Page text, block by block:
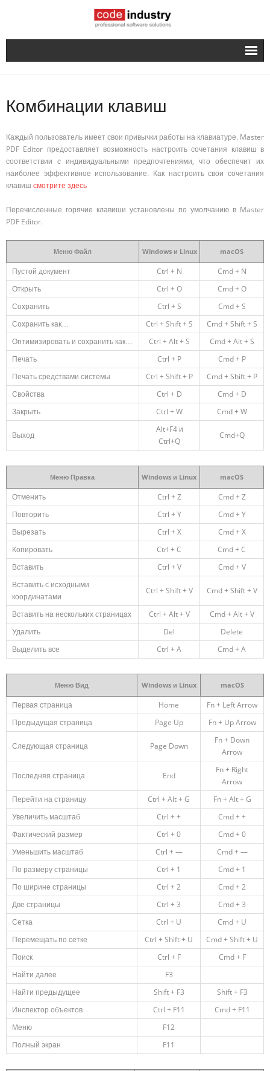
Русский
Комбинации клавиш
Каждый пользователь имеет свои привычки работы на клавиатуре. Master
PDF Editor предоставляет возможность настроить сочетания клавиш в
соответствии с индивидуальными предпочтениями, что обеспечит их
наиболее эффективное использование. Как настроить свои сочетания
клавиш смотрите здесь
Перечисленные горячие клавиши установлены по умолчанию в Master
PDF Editor.
Меню Файл Windows и Linux macOS
Пустой документ Ctrl + N
Cmd + N
Открыть
Ctrl + O
Cmd + O
Сохранить
Ctrl + S
Cmd + S
Сохранить как…
Ctrl + Shift + S
Cmd + Shift + S
Оптимизировать и сохранить как…
Ctrl + Alt + S
Cmd + Alt + S
Печать
Ctrl + P
Cmd + P
Печать средствами системы
Ctrl + Shift + P
Cmd + Shift + P
Свойства
Ctrl + D
Cmd + D
Закрыть
Ctrl + W Cmd + W
Выход
Alt+F4 и
Ctrl+Q
Cmd+Q
Меню Правка Windows и Linux macOS
Отменить Ctrl + Z
Cmd + Z
Повторить
Ctrl + Y
Cmd + Y
Вырезать
Ctrl + X
Cmd + X
Копировать
Ctrl + C
Cmd + C
Вставить
Ctrl + V
Cmd + V
Вставить с исходными
координатами
Ctrl + Shift + V Cmd + Shift + V
Вставить на нескольких страницах Ctrl + Alt + V
Cmd + Alt + V
Удалить
Del
Delete
Выделить все
Ctrl + A Cmd + A
Меню Вид Windows и Linux macOS
Первая страница Home
Fn + Left Arrow
Предыдущая страница
Page Up Fn + Up Arrow
Следующая страница Page Down
Fn + Down
Arrow
Последняя страница End
Fn + Right
Arrow
Перейти на страницу
Ctrl + Alt + G
Fn + Alt + G
Увеличить масштаб
Ctrl + +
Cmd + +
Фактический размер
Ctrl + 0
Cmd + 0
Уменьшить масштаб
Ctrl + —
Cmd + —
По размеру страницы
Ctrl + 1
Cmd + 1
По ширине страницы
Ctrl + 2
Cmd + 2
Две страницы
Ctrl + 3
Cmd + 3
Сетка
Ctrl + U
Cmd + U
Перемещать по сетке
Ctrl + Shift + U
Cmd + Shift + U
Поиск
Ctrl + F
Cmd + F
Найти далее
F3
Найти предыдущее
Shift + F3
Shift + F3
Инспектор объектов
Ctrl + F11
Cmd + F11
Меню
F12
Полный экран
F11